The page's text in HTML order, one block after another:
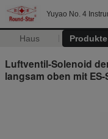
Yuyao No. 4
Haus Produkte
Luftventil-Solenoid
langsam oben mit